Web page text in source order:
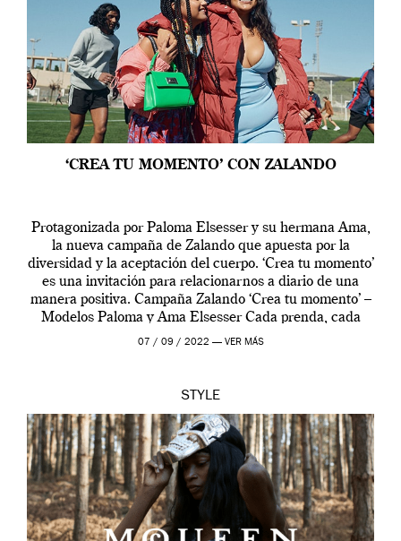
‘CREA TU MOMENTO’ CON ZALANDO
Protagonizada por Paloma Elsesser y su hermana Ama,
la nueva campaña de Zalando que apuesta por la
diversidad y la aceptación del cuerpo. ‘Crea tu momento’
es una invitación para relacionarnos a diario de una
manera positiva. Campaña Zalando ‘Crea tu momento’ –
Modelos Paloma y Ama Elsesser Cada prenda, cada
outfit, cada momento, caracteriza […]
07 / 09 / 2022 — VER MÁS
STYLE